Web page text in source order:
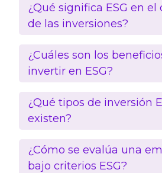
¿Qué significa ESG en el
de las inversiones?
¿Cuáles son los
invertir en ESG?
¿Qué tipos de inversión
existen?
¿Cómo se evalúa una
bajo criterios ESG?